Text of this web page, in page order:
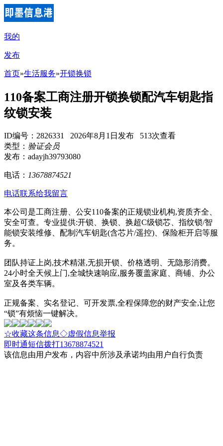
我的
发布
首页»生活服务»开锁换锁
110备案工商注册开锁换锁配汽车钥匙指
纹锁安装
ID编号：2826331 2026年8月1日发布 513次查看
类型： 验证会员
发布：adayjh39793080
电话： 13678874521
电话联系给我留言
本公司是工商注册、公安110备案的正规锁业机构,资质齐全、
安全可查。专业提供:开锁、换锁、换超C级锁芯、指纹锁/智
能锁安装维修、配制汽车钥匙(含芯片/遥控)、保险柜开启等服
务。
团队持证上岗,技术精湛,无损开锁、价格透明、无隐形消费。
24小时全天候上门,全城快速响应,服务覆盖家庭、商铺、办公
室及各类车辆。
正规备案、实名登记、可开发票,全程保障您的财产安全,让您
“锁”有烦恼一键解决。
☆收藏这条信息◇虚假信息举报
即时通短信拨打13678874521
该信息由用户发布，内容中所涉及承诺均由用户自行负责